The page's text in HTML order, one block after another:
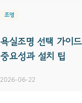
조명
욕실조명 선택 가이
중요성과 설치 팁
2026-06-22